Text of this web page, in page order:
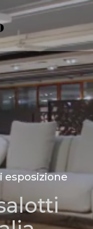
esposizione